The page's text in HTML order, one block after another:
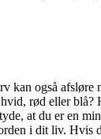
kan også afsløre
rød eller blå?
at du er en
i dit liv. Hvis